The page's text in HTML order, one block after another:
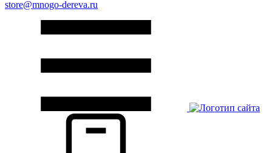
store@mnogo-dereva.ru